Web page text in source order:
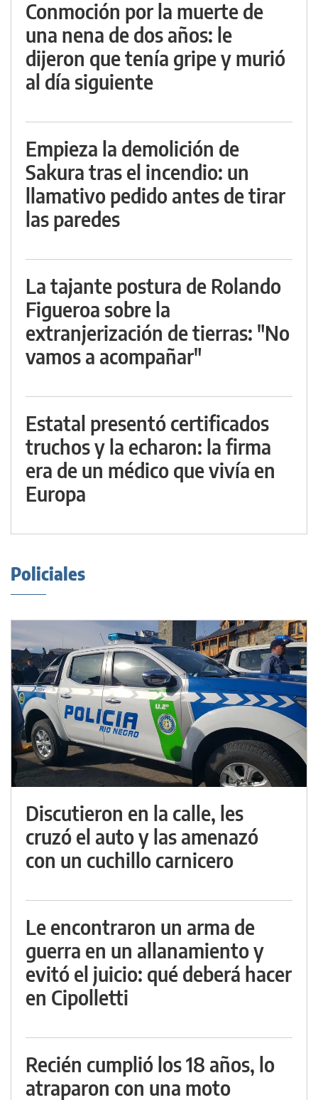
Conmoción por la muerte de
una nena de dos años: le
dijeron que tenía gripe y murió
al día siguiente
Empieza la demolición de
Sakura tras el incendio: un
llamativo pedido antes de tirar
las paredes
La tajante postura de Rolando
Figueroa sobre la
extranjerización de tierras: "No
vamos a acompañar"
Estatal presentó certificados
truchos y la echaron: la firma
era de un médico que vivía en
Europa
Policiales
Discutieron en la calle, les
cruzó el auto y las amenazó
con un cuchillo carnicero
Le encontraron un arma de
guerra en un allanamiento y
evitó el juicio: qué deberá hacer
en Cipolletti
Recién cumplió los 18 años, lo
atraparon con una moto